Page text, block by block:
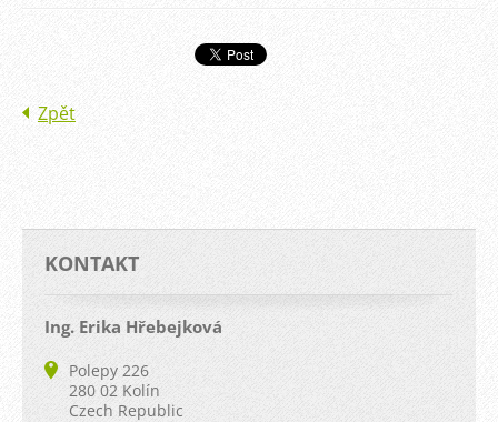
Zpět
KONTAKT
Ing. Erika Hřebejková
Polepy 226
280 02 Kolín
Czech Republic